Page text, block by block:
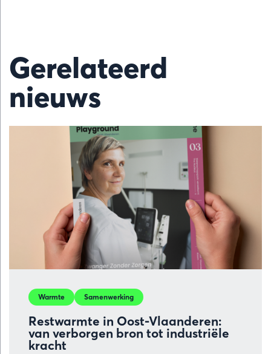
Gerelateerd
nieuws
Restwarmte in Oost-Vlaanderen:
van verborgen bron tot industriële
kracht
Warmte Samenwerking